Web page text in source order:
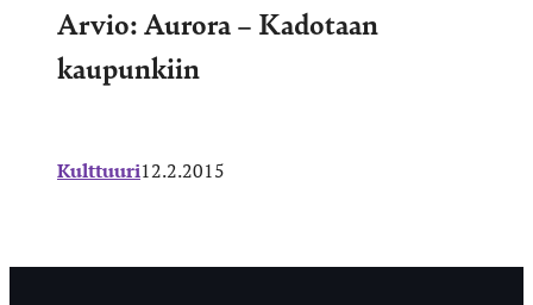
Arvio: Aurora – Kadotaan
kaupunkiin
Kulttuuri12.2.2015